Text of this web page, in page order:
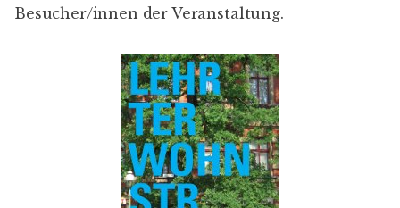
Besucher/innen der Veranstaltung.